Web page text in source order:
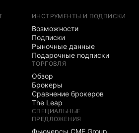
ИНСТРУМЕНТЫ И ПОДПИСКИ
Возможности
Подписки
Рыночные данные
Подарочные подписки
ТОРГОВЛЯ
Обзор
Брокеры
Сравнение брокеров
The Leap
СПЕЦИАЛЬНЫЕ
ПРЕДЛОЖЕНИЯ